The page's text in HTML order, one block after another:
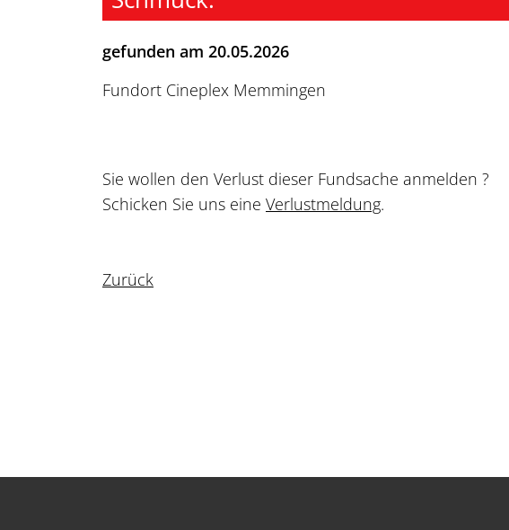
gefunden am 20.05.2026
Fundort Cineplex Memmingen
Sie wollen den Verlust dieser Fundsache anmelden ?
Schicken Sie uns eine Verlustmeldung.
Zurück